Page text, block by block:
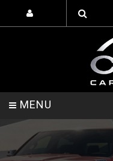
MENU
TRANG CHỦ